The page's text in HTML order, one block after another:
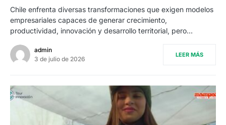
Chile enfrenta diversas transformaciones que exigen modelos
empresariales capaces de generar crecimiento,
productividad, innovación y desarrollo territorial, pero…
admin
3 de julio de 2026
LEER MÁS